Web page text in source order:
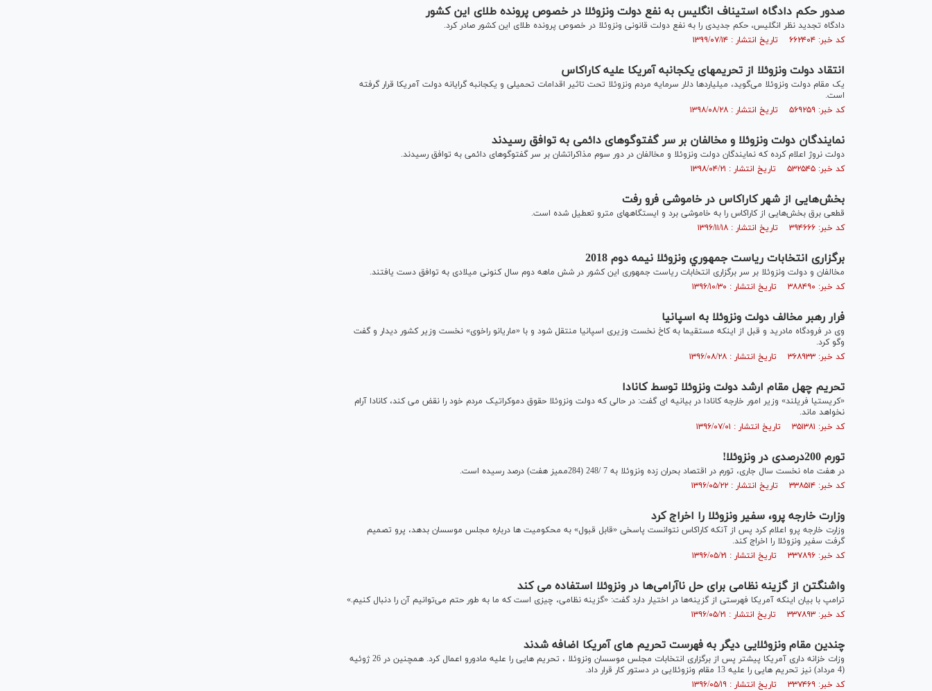
صدور حکم دادگاه استیناف انگلیس به نفع دولت ونزوئلا در خصوص پرونده طلای این کشور
دادگاه تجدید نظر انگلیس، حکم جدیدی را به نفع دولت قانونی ونزوئلا در خصوص پرونده طلای این کشور صادر کرد.
کد خبر: ۶۶۲۴۰۴ تاریخ انتشار : ۱۳۹۹/۰۷/۱۴
انتقاد دولت ونزوئلا از تحریم‎های یکجانبه آمریکا علیه کاراکاس
یک مقام دولت ونزوئلا می‌گوید، میلیارد‌ها دلار سرمایه مردم ونزوئلا تحت تاثیر اقدامات تحمیلی و یکجانبه گرایانه دولت آمریکا قرار گرفته
است.
کد خبر: ۵۶۹۲۵۹ تاریخ انتشار : ۱۳۹۸/۰۸/۲۸
نمایندگان دولت ونزوئلا و مخالفان بر سر گفت‎وگوهای دائمی به توافق رسیدند
دولت نروژ اعلام کرده که نمایندگان دولت ونزوئلا و مخالفان در دور سوم مذاکراتشان بر سر گفت‎وگوهای دائمی به توافق رسیدند.
کد خبر: ۵۳۲۵۴۵ تاریخ انتشار : ۱۳۹۸/۰۴/۲۱
بخش‌هایی از شهر کاراکاس در خاموشی فرو رفت
­قطعی برق بخش‌هایی از کاراکاس را به خاموشی برد و ایستگاه‎های مترو تعطیل شده است.
کد خبر: ۳۹۴۶۶۶ تاریخ انتشار : ۱۳۹۶/۱۱/۱۸
برگزاری انتخابات رياست جمهوري ونزوئلا نيمه دوم 2018
­مخالفان و دولت ونزوئلا بر سر برگزاری انتخابات ریاست جمهوری این کشور در شش ماهه دوم سال کنونی میلادی به توافق دست یافتند.
کد خبر: ۳۸۸۴۹۰ تاریخ انتشار : ۱۳۹۶/۱۰/۳۰
فرار رهبر مخالف دولت ونزوئلا به اسپانیا
وی در فرودگاه مادرید و قبل از اینکه مستقیما به کاخ نخست وزیری اسپانیا منتقل شود و با «ماریانو راخوی» نخست وزیر کشور دیدار و گفت
وگو کرد.
کد خبر: ۳۶۸۹۳۳ تاریخ انتشار : ۱۳۹۶/۰۸/۲۸
تحریم چهل مقام ارشد دولت ونزوئلا توسط کانادا
«کریستیا فریلند» وزیر امور خارجه کانادا در بیانیه ای گفت: در حالی که دولت ونزوئلا حقوق دموکراتیک مردم خود را نقض می کند، کانادا آرام
نخواهد ماند.
کد خبر: ۳۵۱۳۸۱ تاریخ انتشار : ۱۳۹۶/۰۷/۰۱
تورم 200درصدی در ونزوئلا!
در هفت ماه نخست سال جاری، تورم در اقتصاد بحران زده ونزوئلا به 7 /248 (284ممیز هفت) درصد رسیده است.
کد خبر: ۳۳۸۵۱۴ تاریخ انتشار : ۱۳۹۶/۰۵/۲۲
وزارت خارجه پرو، سفیر ونزوئلا را اخراج کرد
وزارت خارجه پرو اعلام کرد پس از آنکه کاراکاس نتوانست پاسخی «قابل قبول» به محکومیت ها درباره مجلس موسسان بدهد، پرو تصمیم
گرفت سفیر ونزوئلا را اخراج کند.
کد خبر: ۳۳۷۸۹۶ تاریخ انتشار : ۱۳۹۶/۰۵/۲۱
واشنگتن از گزینه نظامی برای حل ناآرامی‌ها در ونزوئلا استفاده می کند
ترامپ با بیان اینکه آمریکا فهرستی از گزینه‌ها در اختیار دارد گفت: «گزینه نظامی، چیزی است که ما به طور حتم می‌توانیم آن را دنبال کنیم.»
کد خبر: ۳۳۷۸۹۳ تاریخ انتشار : ۱۳۹۶/۰۵/۲۱
چندین مقام ونزوئلایی دیگر به فهرست تحریم های آمریکا اضافه شدند
وزات خزانه داری آمریکا پیشتر پس از برگزاری انتخابات مجلس موسسان ونزوئلا ، تحریم هایی را علیه مادورو اعمال کرد. همچنین در 26 ژوئیه
(4 مرداد) نیز تحریم هایی را علیه 13 مقام ونزوئلایی در دستور کار قرار داد.
کد خبر: ۳۳۷۴۶۹ تاریخ انتشار : ۱۳۹۶/۰۵/۱۹